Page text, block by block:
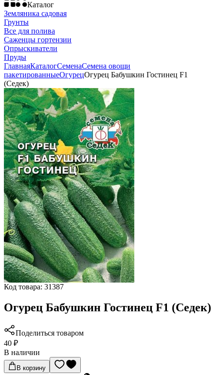
Каталог
Земляника садовая
Грунты
Все для полива
Саженцы гортензии
Опрыскиватели
Пруды
ГлавнаяКаталогСеменаСемена овощи
пакетированныеОгурецОгурец Бабушкин Гостинец F1
(Седек)
Код товара: 31387
Огурец Бабушкин Гостинец F1 (Седек)
Поделиться товаром
40 ₽
В наличии
В корзину